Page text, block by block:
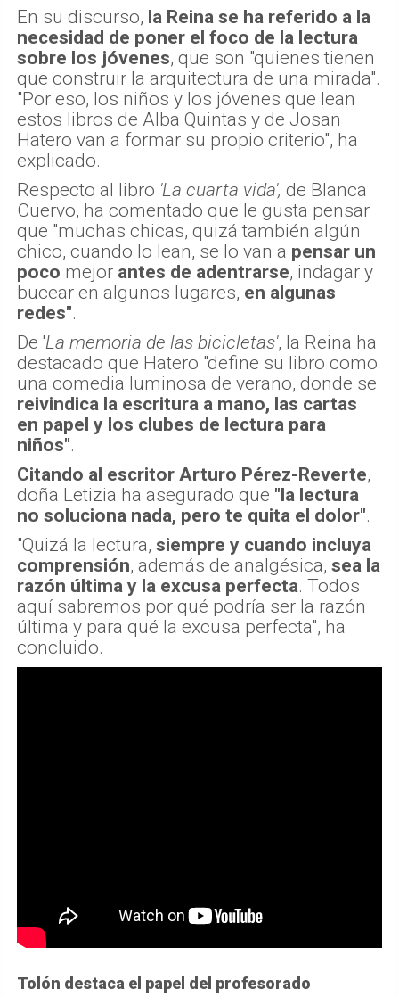
En su discurso, la Reina se ha referido a la
necesidad de poner el foco de la lectura
sobre los jóvenes, que son "quienes tienen
que construir la arquitectura de una mirada".
"Por eso, los niños y los jóvenes que lean
estos libros de Alba Quintas y de Josan
Hatero van a formar su propio criterio", ha
explicado.
Respecto al libro 'La cuarta vida', de Blanca
Cuervo, ha comentado que le gusta pensar
que "muchas chicas, quizá también algún
chico, cuando lo lean, se lo van a pensar un
poco mejor antes de adentrarse, indagar y
bucear en algunos lugares, en algunas
redes".
De 'La memoria de las bicicletas', la Reina ha
destacado que Hatero "define su libro como
una comedia luminosa de verano, donde se
reivindica la escritura a mano, las cartas
en papel y los clubes de lectura para
niños".
Citando al escritor Arturo Pérez-Reverte,
doña Letizia ha asegurado que "la lectura
no soluciona nada, pero te quita el dolor".
"Quizá la lectura, siempre y cuando incluya
comprensión, además de analgésica, sea la
razón última y la excusa perfecta. Todos
aquí sabremos por qué podría ser la razón
última y para qué la excusa perfecta", ha
concluido.
Tolón destaca el papel del profesorado